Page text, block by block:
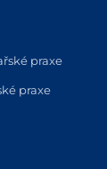
praxe
praxe